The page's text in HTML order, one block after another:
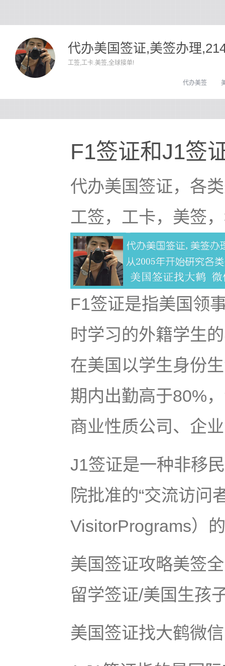
代办美国签证,美签办理
工签,工卡.美签,全球接单!
代办美签
F1签证和J1签
代办美国签证，各
工签，工卡，美签
F1签证是指美国领
时学习的外籍学生
在美国以学生身份
期内出勤高于80%
商业性质公司、企
J1签证是一种非移
院批准的“交流访问
VisitorPrograms）
美国签证攻略美签
留学签证/美国生孩
美国签证找大鹤微